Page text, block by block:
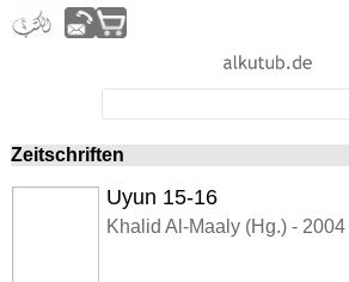
Zeitschriften
Uyun 15-16
Khalid Al-Maaly (Hg.) - 2004